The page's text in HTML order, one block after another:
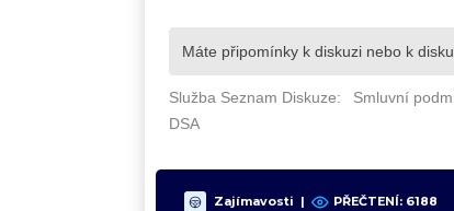
Zajímavosti | PŘEČTENÍ: 6188